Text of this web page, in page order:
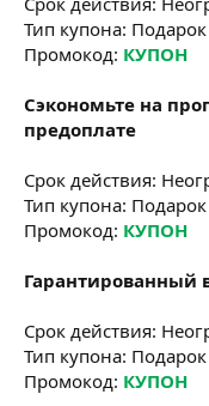
Тип купона: Подарок
Промокод: КУПОН
Сэкономьте на
предоплате
Срок действия:
Тип купона: Подарок
Промокод: КУПОН
Гарантированный
Срок действия:
Тип купона: Подарок
Промокод: КУПОН